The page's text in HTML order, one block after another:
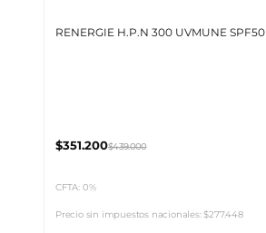
RENERGIE H.P.N 300 UVMUNE SPF50
$351.200$439.000
CFTA: 0%
Precio sin impuestos nacionales:$277.448